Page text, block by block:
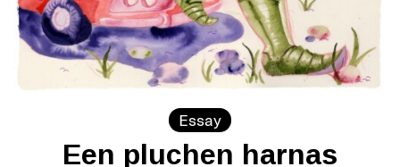
Essay
Een pluchen harnas